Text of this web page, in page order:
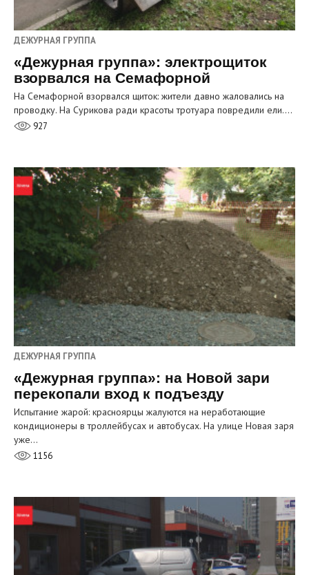
ДЕЖУРНАЯ ГРУППА
«Дежурная группа»: электрощиток
взорвался на Семафорной
На Семафорной взорвался щиток: жители давно жаловались на
проводку. На Сурикова ради красоты тротуара повредили ели.…
927
ДЕЖУРНАЯ ГРУППА
«Дежурная группа»: на Новой зари
перекопали вход к подъезду
Испытание жарой: красноярцы жалуются на неработающие
кондиционеры в троллейбусах и автобусах. На улице Новая заря
уже…
1156